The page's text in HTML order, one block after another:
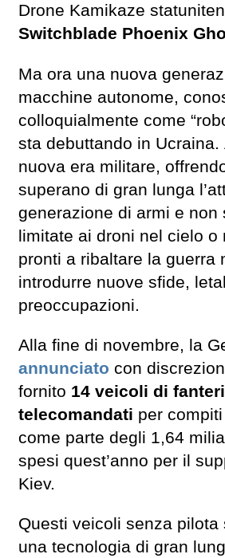
Drone Kamikaze
Switchblade Phoenix
Ma ora una nuova
macchine autonome,
colloquialmente come
sta debuttando in Ucraina.
nuova era militare,
superano di gran lunga
generazione di armi e non
limitate ai droni nel cielo o
pronti a ribaltare la guerra
introdurre nuove sfide,
preoccupazioni.
Alla fine di novembre, la
annunciato con
fornito 14 veicoli di
telecomandati per
come parte degli 1,64
spesi quest’anno per il
Kiev.
Questi veicoli senza pilota
una tecnologia di gran